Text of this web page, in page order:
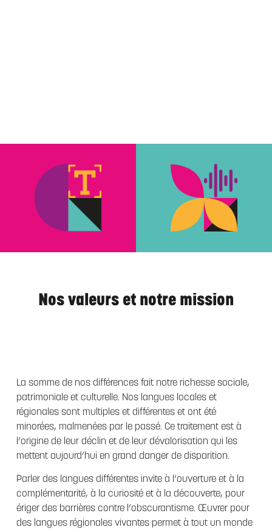
Nos valeurs et notre mission
La somme de nos différences fait notre richesse sociale,
patrimoniale et culturelle. Nos langues locales et
régionales sont multiples et différentes et ont été
minorées, malmenées par le passé. Ce traitement est à
l’origine de leur déclin et de leur dévalorisation qui les
mettent aujourd’hui en grand danger de disparition.
Parler des langues différentes invite à l’ouverture et à la
complémentarité, à la curiosité et à la découverte, pour
ériger des barrières contre l’obscurantisme. Œuvrer pour
des langues régionales vivantes permet à tout un monde